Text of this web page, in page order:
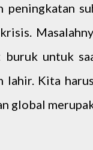
peningkatan
buruk untuk
Kita
global